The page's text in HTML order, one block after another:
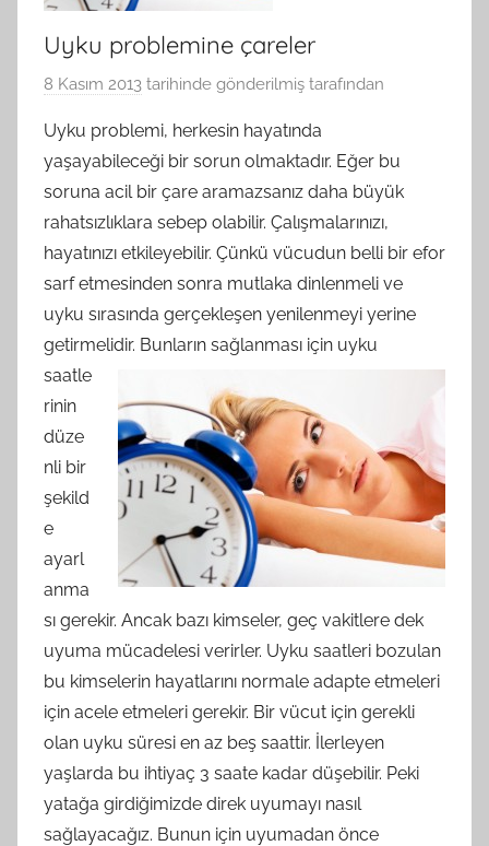
Uyku problemine çareler
8 Kasım 2013 tarihinde gönderilmiş tarafından
Uyku problemi, herkesin hayatında
yaşayabileceği bir sorun olmaktadır. Eğer bu
soruna acil bir çare aramazsanız daha büyük
rahatsızlıklara sebep olabilir. Çalışmalarınızı,
hayatınızı etkileyebilir. Çünkü vücudun belli bir efor
sarf etmesinden sonra mutlaka dinlenmeli ve
uyku sırasında gerçekleşen yenilenmeyi yerine
getirmelidir. Bunların sağlanması için uyku
saatle
rinin
düze
nli bir
şekild
e
ayarl
anma
sı gerekir. Ancak bazı kimseler, geç vakitlere dek
uyuma mücadelesi verirler. Uyku saatleri bozulan
bu kimselerin hayatlarını normale adapte etmeleri
için acele etmeleri gerekir. Bir vücut için gerekli
olan uyku süresi en az beş saattir. İlerleyen
yaşlarda bu ihtiyaç 3 saate kadar düşebilir. Peki
yatağa girdiğimizde direk uyumayı nasıl
sağlayacağız. Bunun için uyumadan önce